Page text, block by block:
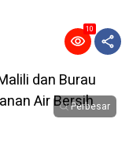
10
Perbesar